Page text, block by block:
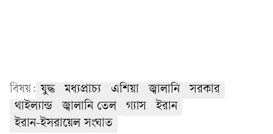
বিষয়: যুদ্ধ মধ্যপ্রাচ্য এশিয়া জ্বালানি
সরকার
থাইল্যান্ড
জ্বালানি তেল গ্যাস
ইরান
ইরান-ইসরায়েল সংঘাত